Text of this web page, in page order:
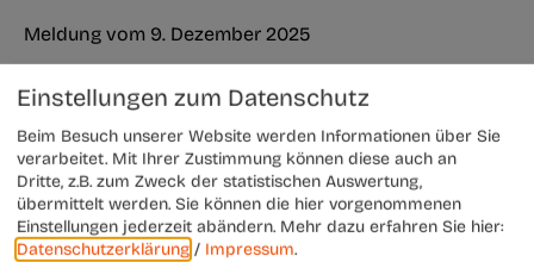
Meldung vom 9. Dezember 2025
Einstellungen zum Datenschutz
Beim Besuch unserer Website werden Informationen über Sie
verarbeitet. Mit Ihrer Zustimmung können diese auch an
Dritte, z.B. zum Zweck der statistischen Auswertung,
übermittelt werden. Sie können die hier vorgenommenen
Einstellungen jederzeit abändern. Mehr dazu erfahren Sie hier:
Datenschutzerklärung / Impressum.